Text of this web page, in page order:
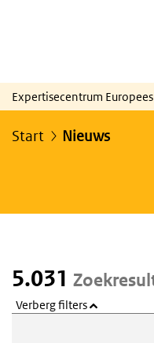
Expertisecentrum
Start Nieuws
5.031
Verberg filters